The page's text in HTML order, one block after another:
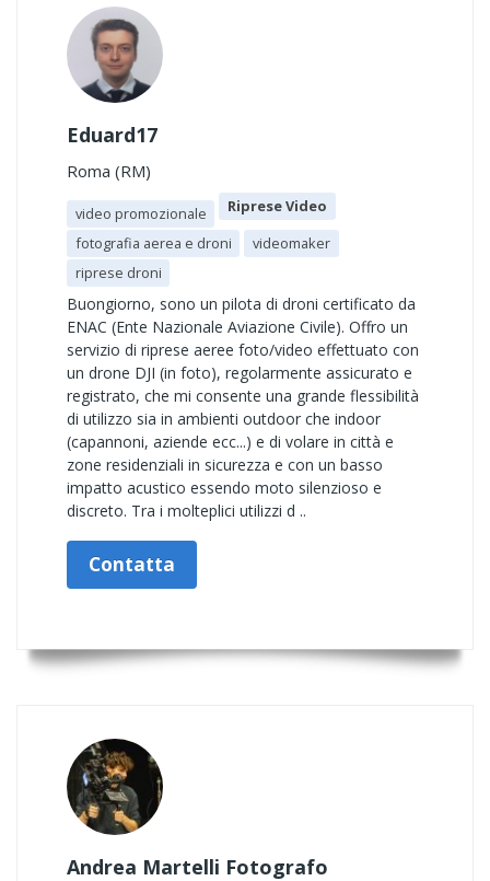
Eduard17
Roma (RM)
video promozionale
Riprese Video
fotografia aerea e droni
videomaker
riprese droni
Buongiorno, sono un pilota di droni certificato da
ENAC (Ente Nazionale Aviazione Civile). Offro un
servizio di riprese aeree foto/video effettuato con
un drone DJI (in foto), regolarmente assicurato e
registrato, che mi consente una grande flessibilità
di utilizzo sia in ambienti outdoor che indoor
(capannoni, aziende ecc...) e di volare in città e
zone residenziali in sicurezza e con un basso
impatto acustico essendo moto silenzioso e
discreto. Tra i molteplici utilizzi d ..
Contatta
Andrea Martelli Fotografo